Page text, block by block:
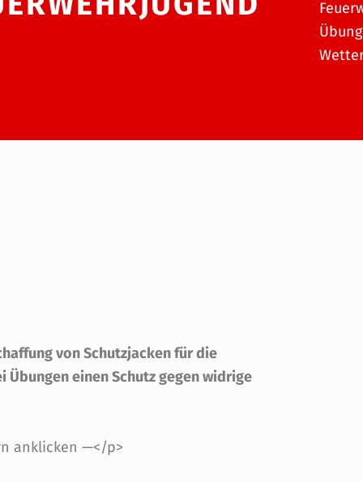
von Schutzjacken für die
Übungen einen Schutz gegen widrige
anklicken —</p>